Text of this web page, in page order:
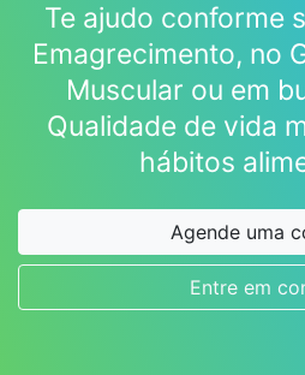
Te ajudo conforme
Emagrecimento, no
Muscular ou em
Qualidade de vida
hábitos
Agende uma
Entre em